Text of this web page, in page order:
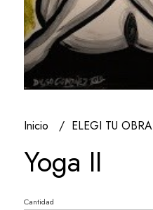
Inicio ELEGI TU OBRA
Yoga II
Cantidad